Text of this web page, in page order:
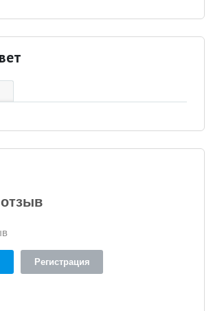
Регистрация